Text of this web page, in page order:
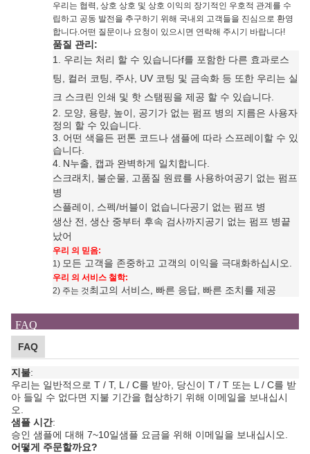
우리는 협력, 상호 상호 및 상호 이익의 장기적인 우호적 관계를 수
립하고 공동 발전을 추구하기 위해 국내외 고객들을 진심으로 환영
합니다.어떤 질문이나 요청이 있으시면 연락해 주시기 바랍니다!
품질 관리:
1. 우리는 처리 할 수 있습니다f를 포함한 다른 효과로스
팅, 컬러 코팅, 주사, UV 코팅 및 금속화 등 또한 우리는 실
크 스크린 인쇄 및 핫 스탬핑을 제공 할 수 있습니다.
2. 모양, 용량, 높이, 공기가 없는 펌프 병의 지름은 사용자
정의 할 수 있습니다.
3. 어떤 색을든 펀톤 코드나 샘플에 따라 스프레이할 수 있
습니다.
4. N누출, 캡과 완벽하게 일치합니다.
스크래치, 불순물, 고품질 원료를 사용하여공기 없는 펌프
병
스플레이, 스펙/버블이 없습니다공기 없는 펌프 병
생산 전, 생산 중부터 후속 검사까지공기 없는 펌프 병끝
났어
우리 의 믿음:
1) 모든 고객을 존중하고 고객의 이익을 극대화하십시오.
우리 의 서비스 철학:
2) 주는 것최고의 서비스, 빠른 응답, 빠른 조치를 제공
FAQ
FAQ
지불:
우리는 일반적으로 T / T, L / C를 받아, 당신이 T / T 또는 L / C를 받
아 들일 수 없다면 지불 기간을 협상하기 위해 이메일을 보내십시
오.
샘플 시간:
승인 샘플에 대해 7~10일샘플 요금을 위해 이메일을 보내십시오.
어떻게 주문할까요?